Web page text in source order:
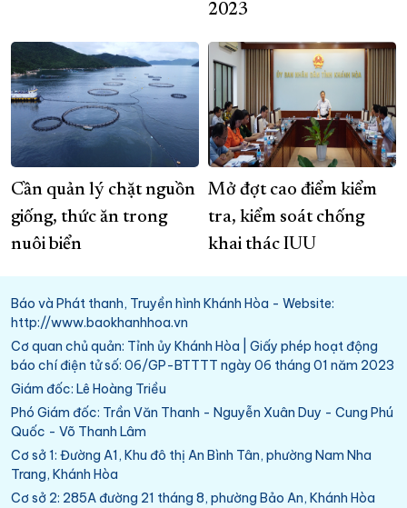
2023
Cần quản lý chặt nguồn
giống, thức ăn trong
nuôi biển
Mở đợt cao điểm kiểm
tra, kiểm soát chống
khai thác IUU
Báo và Phát thanh, Truyền hình Khánh Hòa - Website:
http://www.baokhanhhoa.vn
Cơ quan chủ quản: Tỉnh ủy Khánh Hòa | Giấy phép hoạt động
báo chí điện tử số: 06/GP-BTTTT ngày 06 tháng 01 năm 2023
Giám đốc: Lê Hoàng Triều
Phó Giám đốc: Trần Văn Thanh - Nguyễn Xuân Duy - Cung Phú
Quốc - Võ Thanh Lâm
Cơ sở 1: Đường A1, Khu đô thị An Bình Tân, phường Nam Nha
Trang, Khánh Hòa
Cơ sở 2: 285A đường 21 tháng 8, phường Bảo An, Khánh Hòa